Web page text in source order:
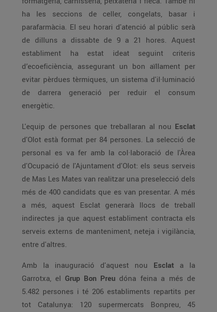
ha les seccions de celler, congelats, basar i
parafarmàcia. El seu horari d'atenció al públic serà
de dilluns a dissabte de 9 a 21 hores. Aquest
establiment ha estat ideat seguint criteris
d’ecoeficiència, assegurant un bon aïllament per
evitar pèrdues tèrmiques, un sistema d'il·luminació
de darrera generació per reduir el consum
energètic.
L'equip de persones que treballaran al nou Esclat
d'Olot està format per 84 persones. La selecció de
personal es va fer amb la col·laboració de l'Àrea
d'Ocupació de l'Ajuntament d'Olot: els seus serveis
de Mas Les Mates van realitzar una preselecció dels
més de 400 candidats que es van presentar. A més
a més, aquest Esclat generarà llocs de treball
indirectes ja que aquest establiment contracta els
serveis externs de manteniment, neteja i vigilància,
entre d'altres.
Amb la inauguració d'aquest nou Esclat a la
Garrotxa, el Grup Bon Preu dóna feina a més de
5.482 persones i té 206 establiments repartits per
tot Catalunya: 120 supermercats Bonpreu, 45